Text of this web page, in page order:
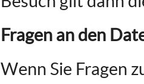
Fragen an den
Wenn Sie Fragen